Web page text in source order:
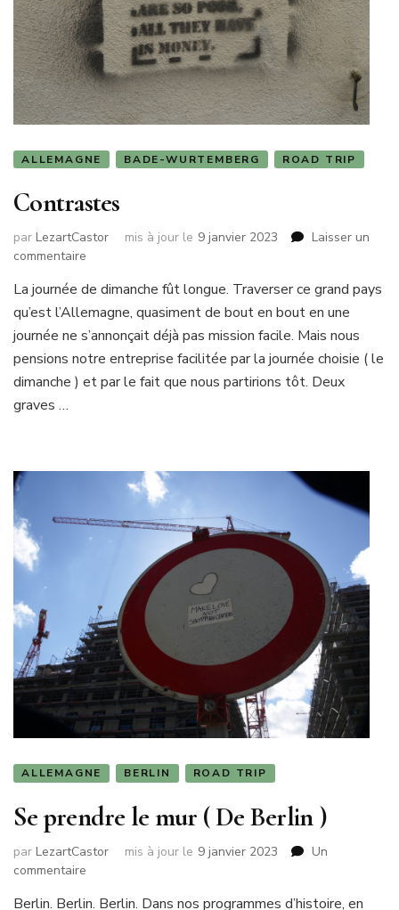
ALLEMAGNE BADE-WURTEMBERG ROAD TRIP
Contrastes
par LezartCastor mis à jour le 9 janvier 2023
Laisser un
commentaire
La journée de dimanche fût longue. Traverser ce grand pays
qu’est l’Allemagne, quasiment de bout en bout en une
journée ne s’annonçait déjà pas mission facile. Mais nous
pensions notre entreprise facilitée par la journée choisie ( le
dimanche ) et par le fait que nous partirions tôt. Deux
graves …
ALLEMAGNE BERLIN ROAD TRIP
Se prendre le mur ( De Berlin )
par LezartCastor mis à jour le 9 janvier 2023
Un
commentaire
Berlin. Berlin. Berlin. Dans nos programmes d’histoire, en